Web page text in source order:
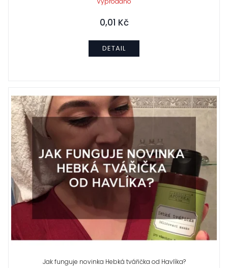
0,01 Kč
DETAIL
Jak funguje novinka Hebká tvářička od Havlíka?